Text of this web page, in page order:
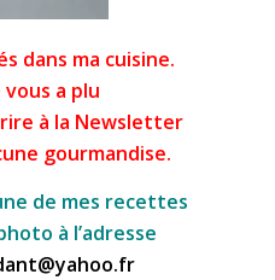
dans ma cuisine.
vous a plu
à la Newsletter
gourmandise.
de mes recettes
à l’adresse